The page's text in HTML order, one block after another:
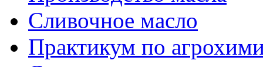
Сливочное масло
Практикум по